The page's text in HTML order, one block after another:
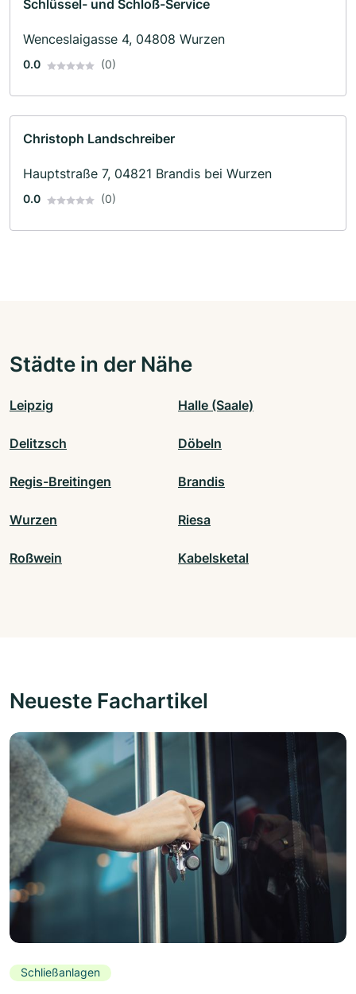
Schlüssel- und Schloß-Service
Wenceslaigasse 4, 04808 Wurzen
0.0 (0)
Christoph Landschreiber
Hauptstraße 7, 04821 Brandis bei Wurzen
0.0 (0)
Städte in der Nähe
Leipzig Halle (Saale)
Delitzsch Döbeln
Regis-Breitingen Brandis
Wurzen Riesa
Roßwein Kabelsketal
Neueste Fachartikel
Schließanlagen